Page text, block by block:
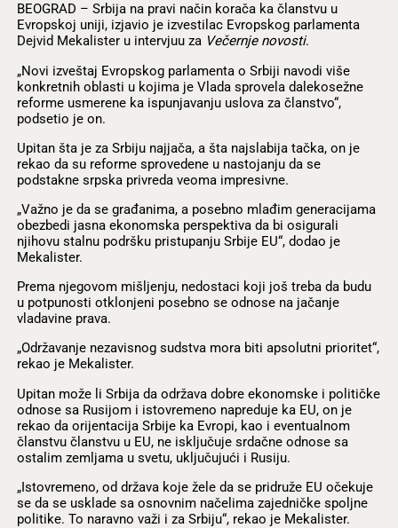
BEOGRAD – Srbija na pravi način korača ka članstvu u
Evropskoj uniji, izjavio je izvestilac Evropskog parlamenta
Dejvid Mekalister u intervjuu za Večernje novosti.
„Novi izveštaj Evropskog parlamenta o Srbiji navodi više
konkretnih oblasti u kojima je Vlada sprovela dalekosežne
reforme usmerene ka ispunjavanju uslova za članstvo“,
podsetio je on.
Upitan šta je za Srbiju najjača, a šta najslabija tačka, on je
rekao da su reforme sprovedene u nastojanju da se
podstakne srpska privreda veoma impresivne.
„Važno je da se građanima, a posebno mlađim generacijama
obezbedi jasna ekonomska perspektiva da bi osigurali
njihovu stalnu podršku pristupanju Srbije EU“, dodao je
Mekalister.
Prema njegovom mišljenju, nedostaci koji još treba da budu
u potpunosti otklonjeni posebno se odnose na jačanje
vladavine prava.
„Održavanje nezavisnog sudstva mora biti apsolutni prioritet“,
rekao je Mekalister.
Upitan može li Srbija da održava dobre ekonomske i političke
odnose sa Rusijom i istovremeno napreduje ka EU, on je
rekao da orijentacija Srbije ka Evropi, kao i eventualnom
članstvu članstvu u EU, ne isključuje srdačne odnose sa
ostalim zemljama u svetu, uključujući i Rusiju.
„Istovremeno, od država koje žele da se pridruže EU očekuje
se da se usklade sa osnovnim načelima zajedničke spoljne
politike. To naravno važi i za Srbiju“, rekao je Mekalister.